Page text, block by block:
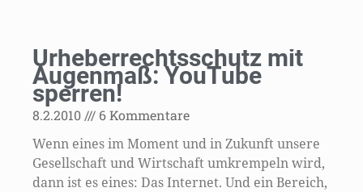
Urheberrechtsschutz mit
Augenmaß: YouTube
sperren!
8.2.2010 6 Kommentare
Wenn eines im Moment und in Zukunft unsere
Gesellschaft und Wirtschaft umkrempeln wird,
dann ist es eines: Das Internet. Und ein Bereich,